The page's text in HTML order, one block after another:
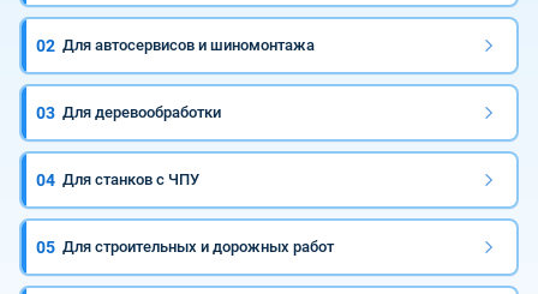
02 Для автосервисов и шиномонтажа
03 Для деревообработки
04 Для станков с ЧПУ
05 Для строительных и дорожных работ